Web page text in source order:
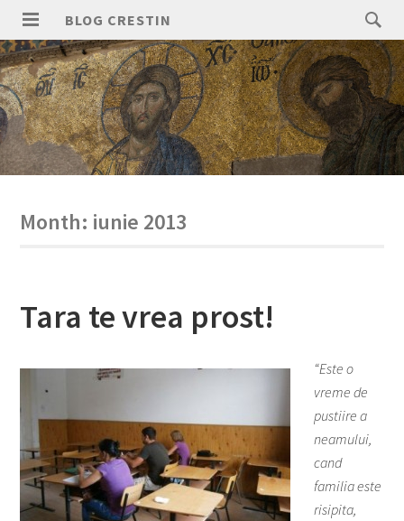
Skip
content
PRIMARY
MENU
BLOG CRESTIN
Search
for:
Month: iunie 2013
Tara te vrea prost!
“Este o
vreme de
pustiire a
neamului,
cand
familia este
risipita,